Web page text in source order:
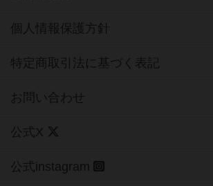
特定商取引法に基づく表記
お問い合わせ
公式X
公式instagram
公式Facebook